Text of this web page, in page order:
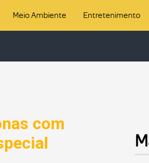
Meio Ambiente Entretenimento
com